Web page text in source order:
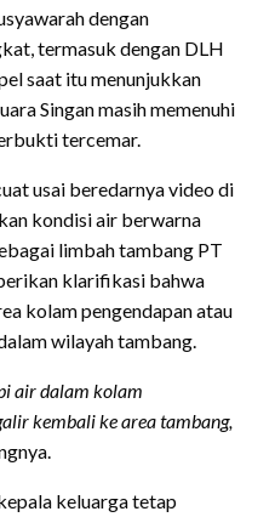
dengan
termasuk dengan DLH
saat itu menunjukkan
Singan masih memenuhi
tercemar.
usai beredarnya video di
kondisi air berwarna
limbah tambang PT
klarifikasi bahwa
kolam pengendapan atau
wilayah tambang.
air dalam kolam
kembali ke area tambang,
keluarga tetap